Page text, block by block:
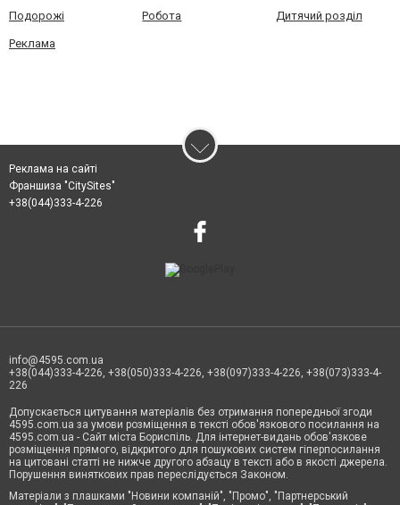
Подорожі Робота Дитячий розділ
Реклама
Реклама на сайті
Франшиза "CitySites"
+38(044)333-4-226
info@4595.com.ua
+38(044)333-4-226, +38(050)333-4-226, +38(097)333-4-226, +38(073)333-4-
226
Допускається цитування матеріалів без отримання попередньої згоди
4595.com.ua за умови розміщення в тексті обов'язкового посилання на
4595.com.ua - Сайт міста Бориспіль. Для інтернет-видань обов'язкове
розміщення прямого, відкритого для пошукових систем гіперпосилання
на цитовані статті не нижче другого абзацу в тексті або в якості джерела.
Порушення виняткових прав переслідується Законом.
Матеріали з плашками "Новини компаній", "Промо", "Партнерський